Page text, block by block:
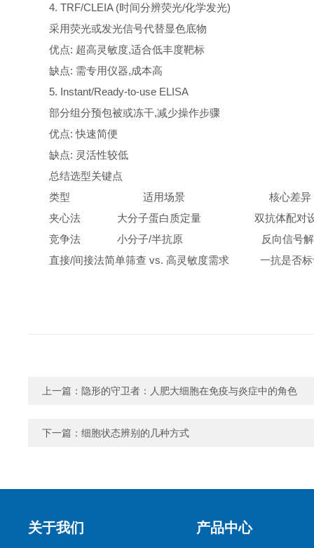
4. TRF/CLEIA (时间分辨荧光/化学发光)
采用荧光或发光信号代替显色底物
优点: 超高灵敏度,适合低丰度靶标
缺点: 需专用仪器,成本高
5. Instant/Ready-to-use ELISA
部分组分预包被或冻干,减少操作步骤
优点: 快速简便
缺点: 灵活性较低
总结选型关键点
类型 适用场景 核心差异
夹心法 大分子蛋白质定量 双抗体配对设
竞争法 小分子/半抗原 反向信号解
直接/间接法简单筛查 vs. 高灵敏度需求 一抗是否标
上一篇： 隐形的守卫者：人肥大细胞在免疫与炎症中的角色
下一篇： 细胞状态辨别的几种方式
关于我们 产品中心